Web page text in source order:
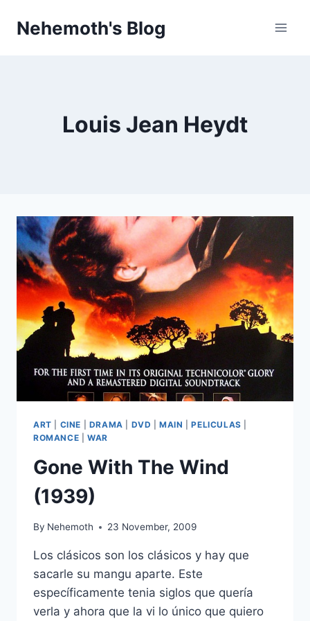
Nehemoth's Blog
Louis Jean Heydt
ART CINE DRAMA DVD |MAIN |PELICULAS
ROMANCE
WAR
Gone With The Wind
(1939)
By Nehemoth 23 November, 2009
Los clásicos son los clásicos y hay que
sacarle su mangu aparte. Este
específicamente tenia siglos que quería
verla y ahora que la vi lo único que quiero